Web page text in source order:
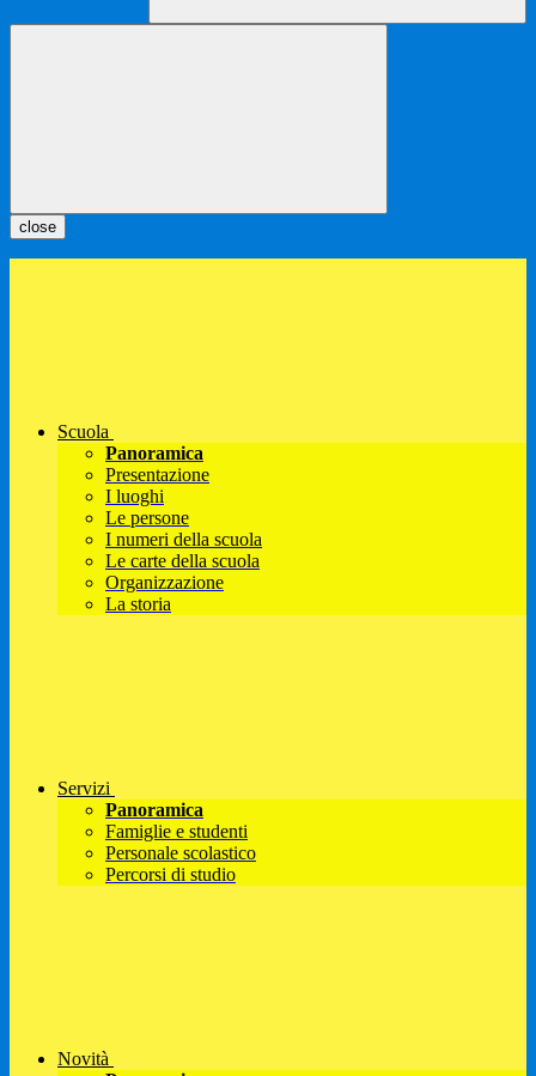
close
Scuola
Panoramica
Presentazione
I luoghi
Le persone
I numeri della scuola
Le carte della scuola
Organizzazione
La storia
Servizi
Panoramica
Famiglie e studenti
Personale scolastico
Percorsi di studio
Novità